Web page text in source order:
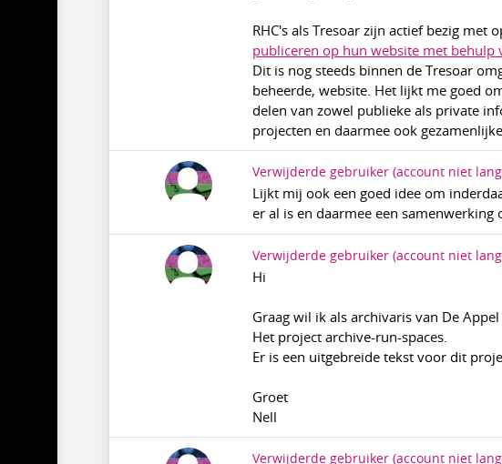
RHC's als Tresoar zijn actief bezig met
publiceren op hun website met behulp
Dit is nog steeds binnen de Tresoar
beheerde, website. Het lijkt me goed
delen van zowel publieke als private
projecten en daarmee ook
Verwijderde gebruiker (account niet
Lijkt mij ook een goed idee om
er al is en daarmee een samenwerking
Verwijderde gebruiker (account niet
Hi
Graag wil ik als archivaris van De
Het project archive-run-spaces.
Er is een uitgebreide tekst voor dit
Groet
Nell
Verwijderde gebruiker (account niet